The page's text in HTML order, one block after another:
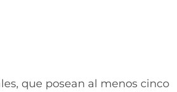
que posean al menos cinco